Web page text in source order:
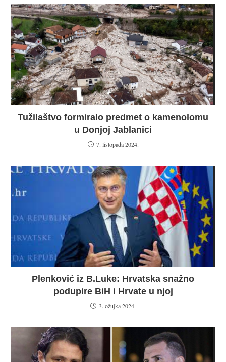
Tužilaštvo formiralo predmet o kamenolomu
u Donjoj Jablanici
7. listopada 2024.
Plenković iz B.Luke: Hrvatska snažno
podupire BiH i Hrvate u njoj
3. ožujka 2024.